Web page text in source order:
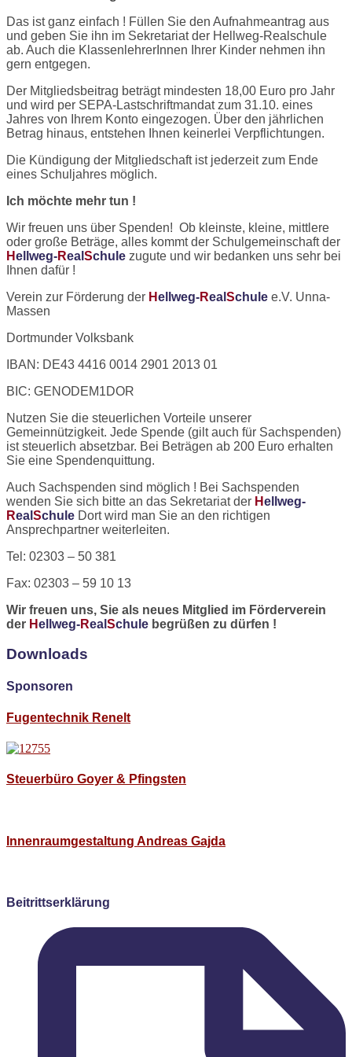
Das ist ganz einfach ! Füllen Sie den Aufnahmeantrag aus
und geben Sie ihn im Sekretariat der Hellweg-Realschule
ab. Auch die KlassenlehrerInnen Ihrer Kinder nehmen ihn
gern entgegen.
Der Mitgliedsbeitrag beträgt mindesten 18,00 Euro pro Jahr
und wird per SEPA-Lastschriftmandat zum 31.10. eines
Jahres von Ihrem Konto eingezogen. Über den jährlichen
Betrag hinaus, entstehen Ihnen keinerlei Verpflichtungen.
Die Kündigung der Mitgliedschaft ist jederzeit zum Ende
eines Schuljahres möglich.
Ich möchte mehr tun !
Wir freuen uns über Spenden! Ob kleinste, kleine, mittlere
oder große Beträge, alles kommt der Schulgemeinschaft der
Hellweg-Real Schule zugute und wir bedanken uns sehr bei
Ihnen dafür !
Verein zur Förderung der Hellweg-Real Schule e.V. Unna-
Massen
Dortmunder Volksbank
IBAN: DE43 4416 0014 2901 2013 01
BIC: GENODEM1DOR
Nutzen Sie die steuerlichen Vorteile unserer
Gemeinnützigkeit. Jede Spende (gilt auch für Sachspenden)
ist steuerlich absetzbar. Bei Beträgen ab 200 Euro erhalten
Sie eine Spendenquittung.
Auch Sachspenden sind möglich ! Bei Sachspenden
wenden Sie sich bitte an das Sekretariat der Hellweg-
Real Schule Dort wird man Sie an den richtigen
Ansprechpartner weiterleiten.
Tel: 02303 – 50 381
Fax: 02303 – 59 10 13
Wir freuen uns, Sie als neues Mitglied im Förderverein
der Hellweg-Real Schule begrüßen zu dürfen !
Downloads
Sponsoren
Fugentechnik Renelt
Steuerbüro Goyer & Pfingsten
Innenraumgestaltung Andreas Gajda
Beitrittserklärung